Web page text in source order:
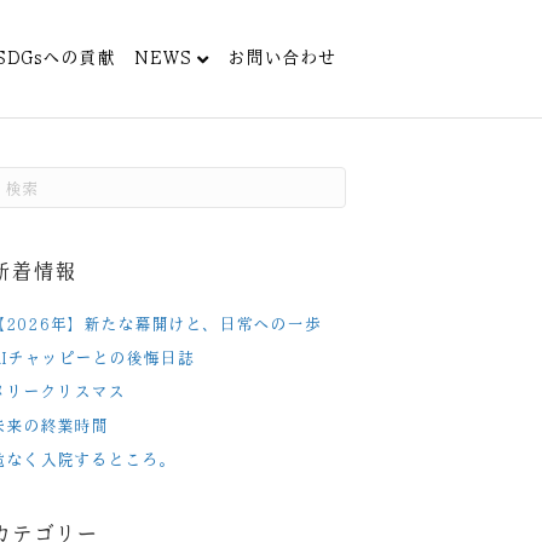
への貢献 NEWS お問い合わせ
着情報
2026年】新たな幕開けと、日常への一歩
チャッピーとの後悔日誌
リークリスマス
来の終業時間
なく入院するところ。
テゴリー